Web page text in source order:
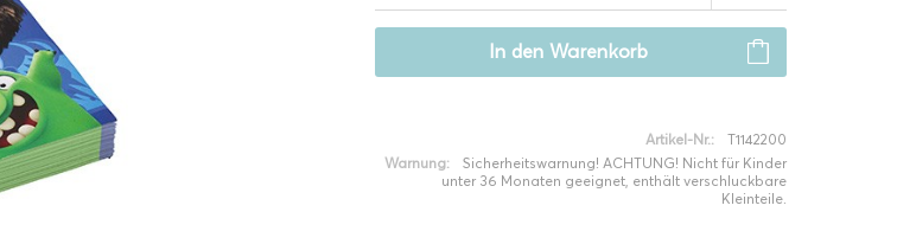
In den Warenkorb
Artikel-Nr.:
T1142200
Warnung:
Sicherheitswarnung! ACHTUNG! Nicht für Kinder
unter 36 Monaten geeignet, enthält verschluckbare
Kleinteile.